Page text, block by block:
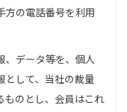
方の電話番号を利用
、データ等を、個人
として、当社の裁量
ものとし、会員はこれ